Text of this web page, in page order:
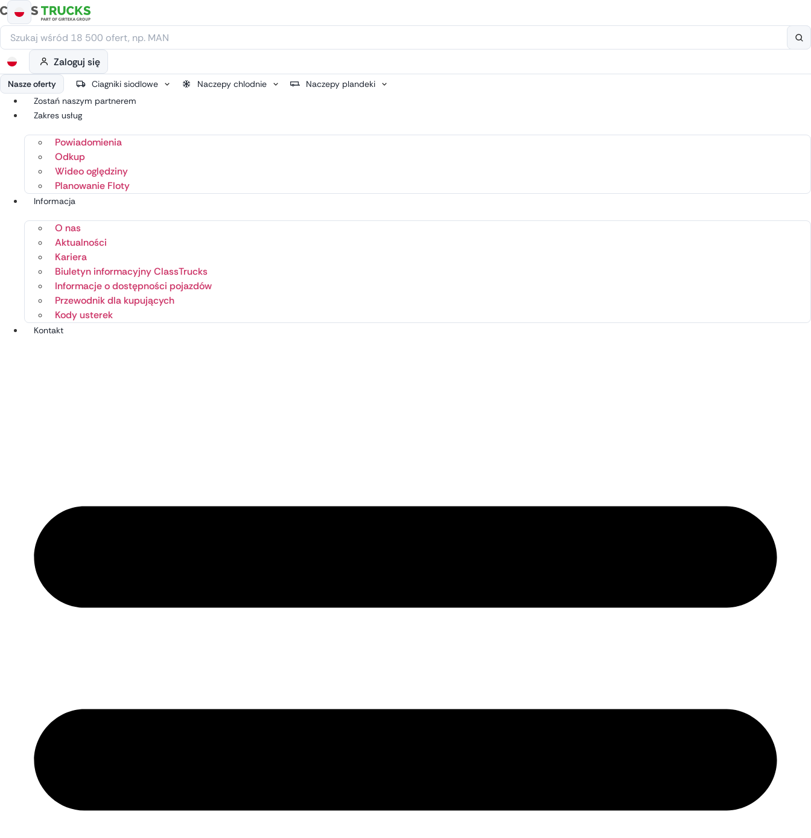
Przejdź
do
treści
Zaloguj się
Nasze oferty Ciagniki siodlowe Naczepy chlodnie
Naczepy plandeki
Zostań naszym partnerem
Zakres usług
Powiadomienia
Odkup
Wideo oględziny
Planowanie Floty
Informacja
O nas
Aktualności
Kariera
Biuletyn informacyjny ClassTrucks
Informacje o dostępności pojazdów
Przewodnik dla kupujących
Kody usterek
Kontakt